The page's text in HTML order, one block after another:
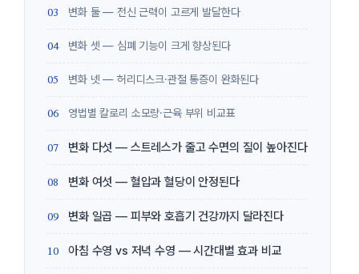
변화 둘 — 전신 근력이 고르게 발달한다
변화 셋 — 심폐 기능이 크게 향상된다
변화 넷 — 허리디스크·관절 통증이 완화된다
영법별 칼로리 소모량·근육 부위 비교표
변화 다섯 — 스트레스가 줄고 수면의 질이 높아진다
변화 여섯 — 혈압과 혈당이 안정된다
변화 일곱 — 피부와 호흡기 건강까지 달라진다
아침 수영 vs 저녁 수영 — 시간대별 효과 비교